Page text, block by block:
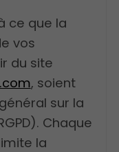
ce que la
vos
du site
, soient
sur la
Chaque
la